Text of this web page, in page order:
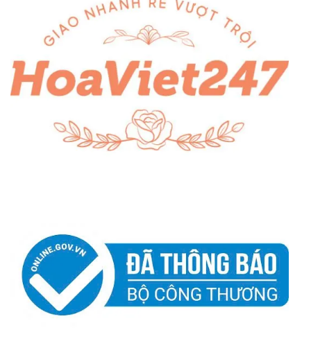
Đặt hoa nhanh chóng với shop hoa tươi ba đình
Chọn mẫu hoa yêu thích, nhấn vào nút “Đặt hàng” bên cạnh
sản phẩm.
Điền đầy đủ thông tin người nhận, thời gian giao hàng, lời
nhắn (nếu có).
Xác nhận và thanh toán, ngay sau khi nhận được đơn đội ngũ